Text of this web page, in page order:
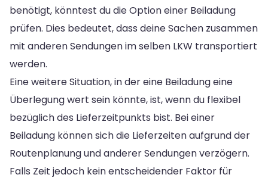
benötigt, könntest du die Option einer Beiladung
prüfen. Dies bedeutet, dass deine Sachen zusammen
mit anderen Sendungen im selben LKW transportiert
werden.
Eine weitere Situation, in der eine Beiladung eine
Überlegung wert sein könnte, ist, wenn du flexibel
bezüglich des Lieferzeitpunkts bist. Bei einer
Beiladung können sich die Lieferzeiten aufgrund der
Routenplanung und anderer Sendungen verzögern.
Falls Zeit jedoch kein entscheidender Faktor für